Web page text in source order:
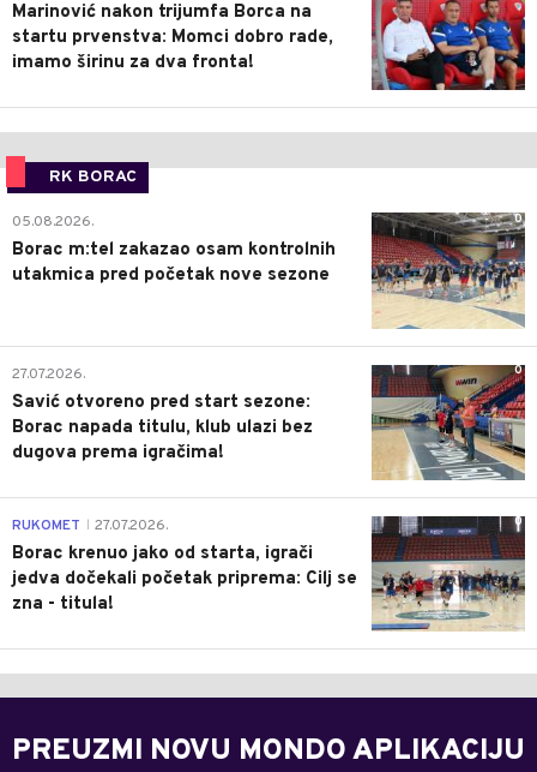
Marinović nakon trijumfa Borca na
startu prvenstva: Momci dobro rade,
imamo širinu za dva fronta!
RK BORAC
0
05.08.2026.
Borac m:tel zakazao osam kontrolnih
utakmica pred početak nove sezone
0
27.07.2026.
Savić otvoreno pred start sezone:
Borac napada titulu, klub ulazi bez
dugova prema igračima!
0
RUKOMET 27.07.2026.
Borac krenuo jako od starta, igrači
jedva dočekali početak priprema: Cilj se
zna - titula!
PREUZMI NOVU MONDO APLIKACIJU